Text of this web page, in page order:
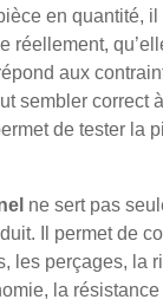
en quantité,
réellement,
aux
sembler correct
de tester la
ne sert pas
Il permet de
les perçages, la
la